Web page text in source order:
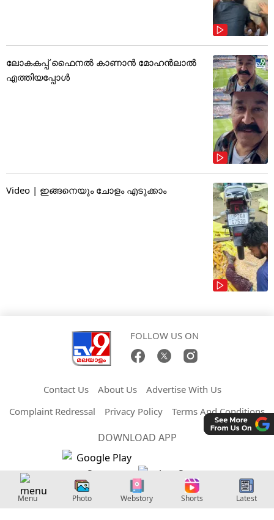
ലോകകപ്പ് ഫൈനൽ കാണാൻ മോഹൻലാൽ
എത്തിയപ്പോൾ
Video | ഇങ്ങനെയും ചോളം എടുക്കാം
FOLLOW US ON
Contact Us About Us
Advertise With Us
Complaint Redressal
Privacy Policy Terms And Conditions
DOWNLOAD APP
Copyright © 2026 Malayalam TV9. All Rights Reserved.
Menu
Photo Webstory Shorts Latest